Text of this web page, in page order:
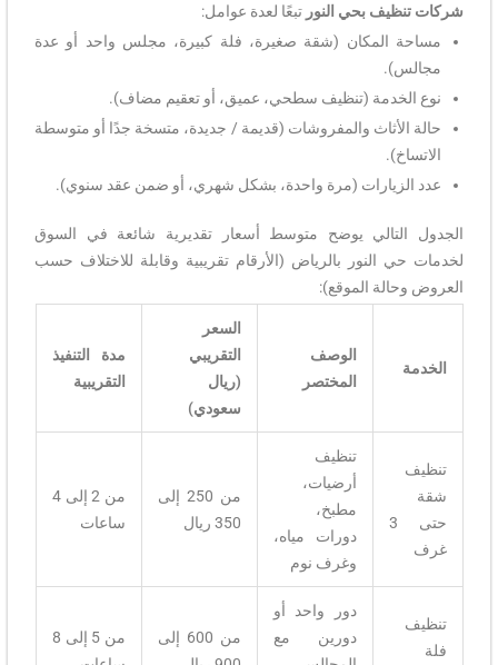
شركات تنظيف بحي النور تبعًا لعدة عوامل:
مساحة المكان (شقة صغيرة، فلة كبيرة، مجلس واحد أو عدة
مجالس).
نوع الخدمة (تنظيف سطحي، عميق، أو تعقيم مضاف).
حالة الأثاث والمفروشات (قديمة / جديدة، متسخة جدًا أو متوسطة
الاتساخ).
عدد الزيارات (مرة واحدة، بشكل شهري، أو ضمن عقد سنوي).
الجدول التالي يوضح متوسط أسعار تقديرية شائعة في السوق
لخدمات حي النور بالرياض (الأرقام تقريبية وقابلة للاختلاف حسب
العروض وحالة الموقع):
الخدمة
الوصف
المختصر
السعر
التقريبي
(ريال
سعودي)
مدة التنفيذ
التقريبية
تنظيف
شقة
حتى 3
غرف
تنظيف
أرضيات،
مطبخ،
دورات مياه،
وغرف نوم
من 250 إلى
350 ريال
من 2 إلى 4
ساعات
تنظيف
فلة
دور واحد أو
دورين مع
من 600 إلى
من 5 إلى 8